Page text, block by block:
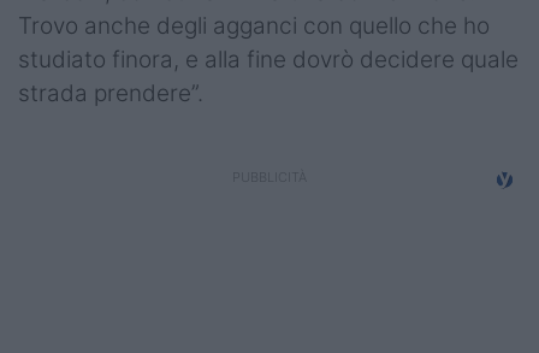
Trovo anche degli agganci con quello che ho
studiato finora, e alla fine dovrò decidere quale
strada prendere”.